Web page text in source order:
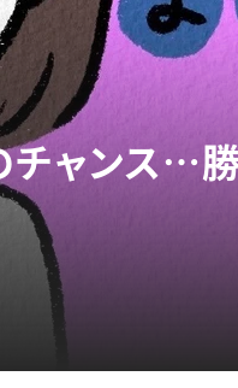
チャンス…